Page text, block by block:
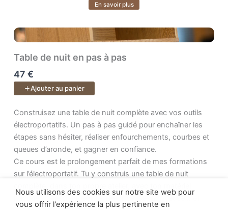
➜ quoi faire ensuite,
➜ et surtout pourquoi chaque geste compte.
À la fin, tu tiendras dans tes mains
mais surtoutune nouvelle fierté
savoir-faire.
En savoir plus
Table de nuit en pas à pas
47 €
Ajouter au panier
Construisez une table de nuit complète avec vos outils
Construisez une table de nuit complète avec vos outils
électroportatifs. Un pas à pas guidé pour enchaîner les
étapes sans hésiter, réaliser enfourchements, courbes et
queues d’aronde, et gagner en confiance.
Ce cours est le prolongement parfait de mes formations
sur l’électroportatif. Tu y construis une table de nuit
habituel : scie plongeante, défonceuse, ponceuse… et,
quand c’est utile, une petite touche d’outils à main pour
Nous utilisons des cookies sur notre site web pour
vous offrir l'expérience la plus pertinente en